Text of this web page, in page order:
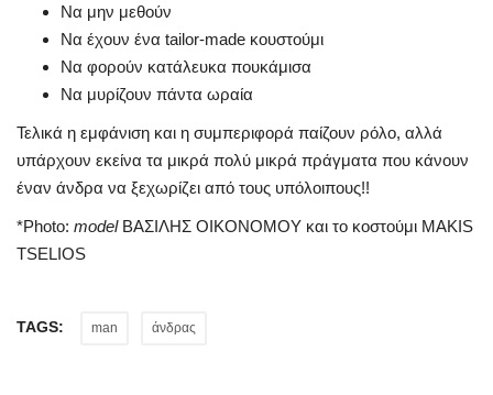
Να μην μεθούν
Να έχουν ένα tailor-made κουστούμι
Να φορούν κατάλευκα πουκάμισα
Να μυρίζουν πάντα ωραία
Τελικά η εμφάνιση και η συμπεριφορά παίζουν ρόλο, αλλά
υπάρχουν εκείνα τα μικρά πολύ μικρά πράγματα που κάνουν
έναν άνδρα να ξεχωρίζει από τους υπόλοιπους!!
*Photo: modelΒΑΣΙΛΗΣ ΟΙΚΟΝΟΜΟΥ και το κοστούμι MAKIS
TSELIOS
TAGS: man άνδρας